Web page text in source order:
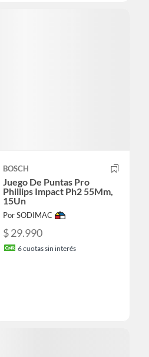
BOSCH
Juego De Puntas Pro
Phillips Impact Ph2 55Mm,
15Un
Por SODIMAC
$ 29.990
6cuotas sin interés